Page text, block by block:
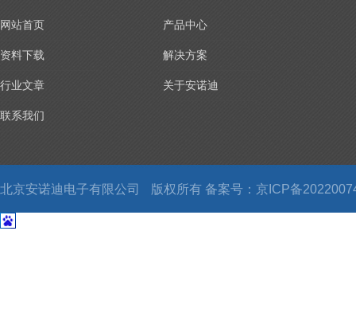
网站首页 产品中心
资料下载 解决方案
行业文章 关于安诺迪
联系我们
北京安诺迪电子有限公司 版权所有 备案号： 京ICP备